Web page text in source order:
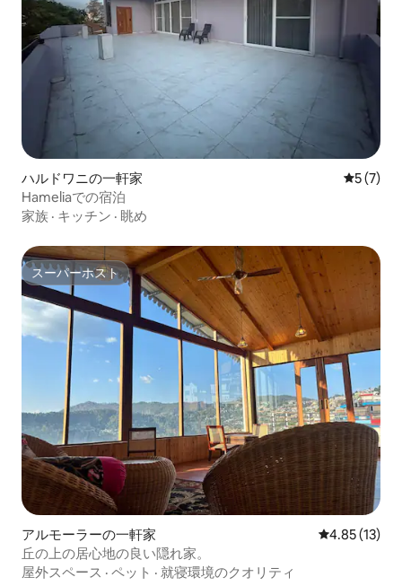
ハルドワニの一軒家 レビュー
5 (7)
Hameliaでの宿泊
家族 · キッチン · 眺め
スーパーホスト
スーパーホスト
アルモーラーの一軒家 レビュー13
4.85 (13)
丘の上の居心地の良い隠れ家。
屋外スペース · ペット · 就寝環境のクオリティ